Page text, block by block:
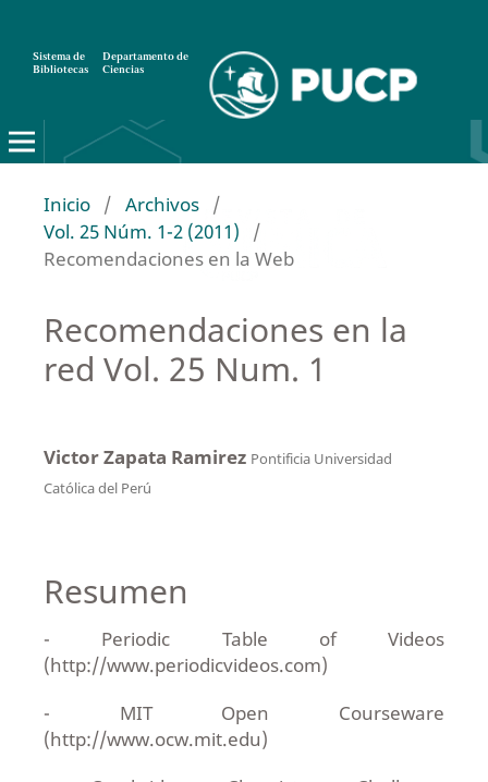
Sistema de
Bibliotecas
Departamento de
Ciencias
Inicio / Archivos /
Vol. 25 Núm. 1-2 (2011)
/
Recomendaciones en la Web
Recomendaciones en la
red Vol. 25 Num. 1
Victor Zapata Ramirez Pontificia Universidad
Católica del Perú
Resumen
- Periodic Table of Videos
(http://www.periodicvideos.com)
- MIT Open Courseware
(http://www.ocw.mit.edu)